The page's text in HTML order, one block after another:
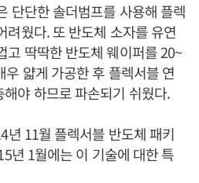
단단한 솔더범프를 사용해 플렉
려웠다. 또 반도체 소자를 유연
고 딱딱한 반도체 웨이퍼를 20~
얇게 가공한 후 플렉서블 연
야 하므로 파손되기 쉬웠다.
년 11월 플렉서블 반도체 패키
년 1월에는 이 기술에 대한 특